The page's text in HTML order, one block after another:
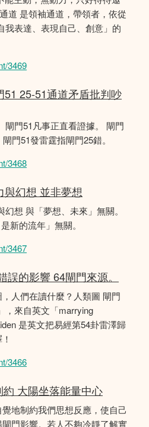
道 是領袖通道，帶領者，依從
我表達、表現自己、創意」的
3469
51 25-51通道矛盾批判吵
閘門51凡事正直看證據。 閘門
門51發雷霆指閘門25錯。
3468
與幻想 並非夢想
想 與「夢想、未來」無關。
新的流年」無關。
3467
誤的影響 64閘門來源。
人們在讀什麼？人類圖 閘門
，來自英文「marrying
是英文把易經第54卦雷澤歸
3466
大陽坐落能量中心
地制約我們思想反應，使自己
閘門影響。若人不夠冷靜了解實